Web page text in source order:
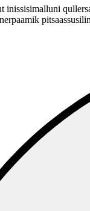
inissisimalluni